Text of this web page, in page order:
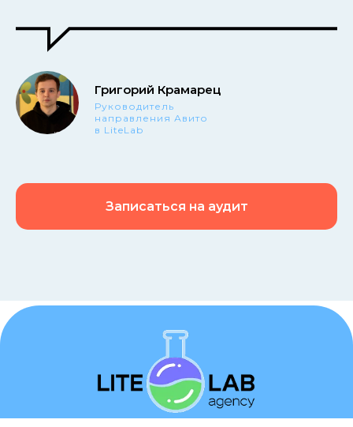
Григорий Крамарец
Руководитель
направления Авито
в LiteLab
Записаться на аудит